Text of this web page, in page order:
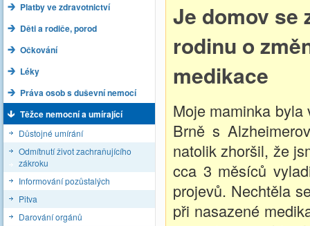
Platby ve zdravotnictví
Děti a rodiče, porod
Očkování
Léky
Práva osob s duševní nemocí
Těžce nemocní a umírající
Důstojné umírání
Odmítnutí život zachraňujícího
zákroku
Informování pozůstalých
Pitva
Darování orgánů
Je domov se
rodinu o
medikace
Moje maminka
Brně s
natolik zhoršil, že
cca 3 měsíců
projevů. Nechtěla
při nasazené